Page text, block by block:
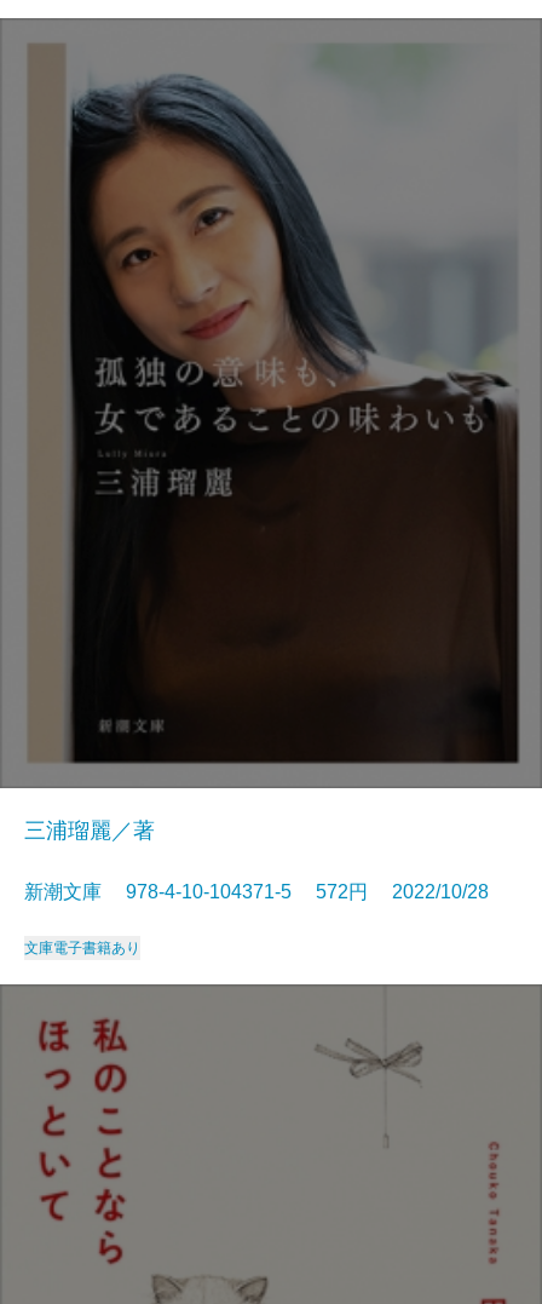
三浦瑠麗／著
新潮文庫 978-4-10-104371-5 572円 2022/10/28
文庫電子書籍あり